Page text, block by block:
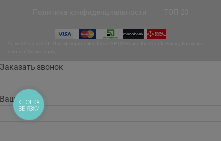
Заказать звонок
Ваше имя
КНОПКА
ЗВ'ЯЗКУ